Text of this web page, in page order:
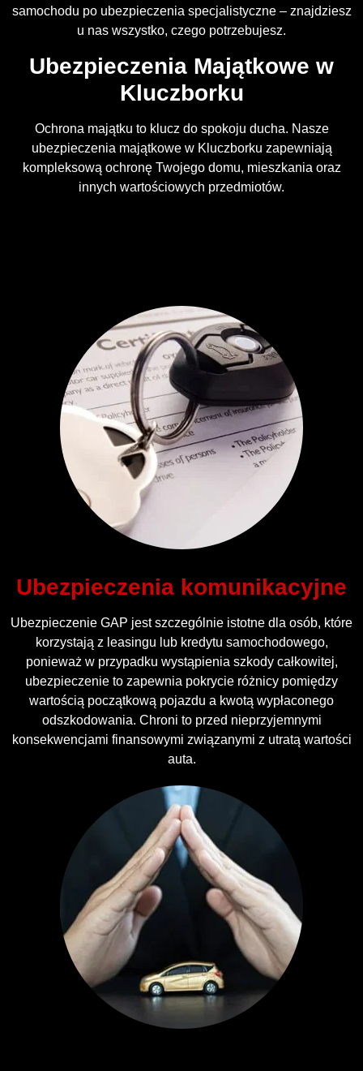
samochodu po ubezpieczenia specjalistyczne – znajdziesz
u nas wszystko, czego potrzebujesz.
Ubezpieczenia Majątkowe w
Kluczborku
Ochrona majątku to klucz do spokoju ducha. Nasze
ubezpieczenia majątkowe w Kluczborku zapewniają
kompleksową ochronę Twojego domu, mieszkania oraz
innych wartościowych przedmiotów.
Ubezpieczenia komunikacyjne
Ubezpieczenie GAP jest szczególnie istotne dla osób, które
korzystają z leasingu lub kredytu samochodowego,
ponieważ w przypadku wystąpienia szkody całkowitej,
ubezpieczenie to zapewnia pokrycie różnicy pomiędzy
wartością początkową pojazdu a kwotą wypłaconego
odszkodowania. Chroni to przed nieprzyjemnymi
konsekwencjami finansowymi związanymi z utratą wartości
auta.